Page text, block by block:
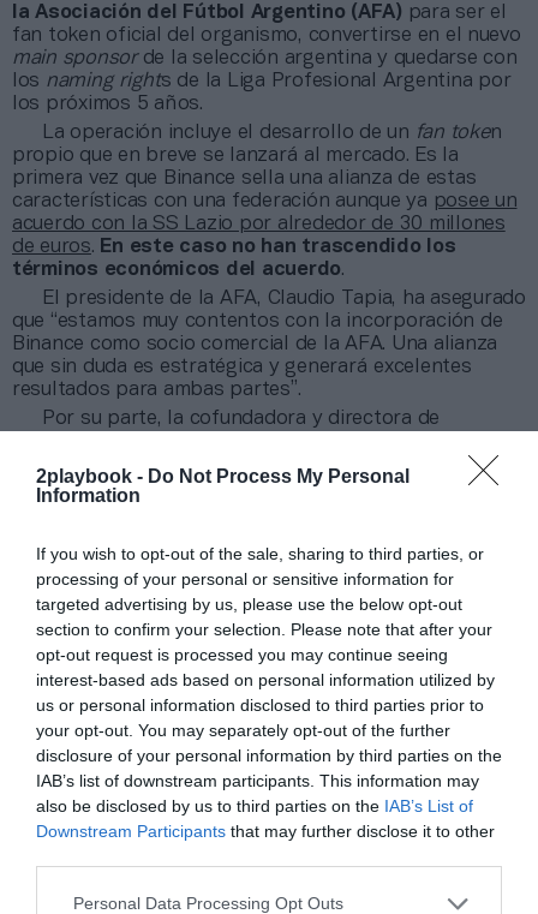
2playbook - Do Not Process My Personal
Information
If you wish to opt-out of the sale, sharing to third parties, or
processing of your personal or sensitive information for
targeted advertising by us, please use the below opt-out
section to confirm your selection. Please note that after your
opt-out request is processed you may continue seeing
interest-based ads based on personal information utilized by
us or personal information disclosed to third parties prior to
your opt-out. You may separately opt-out of the further
disclosure of your personal information by third parties on the
IAB’s list of downstream participants. This information may
also be disclosed by us to third parties on the IAB’s List of
Downstream Participants that may further disclose it to other
Personal Data Processing Opt Outs
la Asociación del Fútbol Argentino (AFA) para ser el
fan token oficial del organismo, convertirse en el nuevo
main sponsorde la selección argentina y quedarse con
los naming rights de la Liga Profesional Argentina por
los próximos 5 años.
La operación incluye el desarrollo de un fan token
propio que en breve se lanzará al mercado. Es la
primera vez que Binance sella una alianza de estas
características con una federación aunque ya posee un
acuerdo con la SS Lazio por alrededor de 30 millones
de euros. En este caso no han trascendido los
términos económicos del acuerdo.
El presidente de la AFA, Claudio Tapia, ha asegurado
que “estamos muy contentos con la incorporación de
Binance como socio comercial de la AFA. Una alianza
que sin duda es estratégica y generará excelentes
resultados para ambas partes”.
Por su parte, la cofundadora y directora de
argentino en todos los niveles y dar a conocer Binance,
Entre los patrocinadores de la AFA destacan
Adidas, Coca-Cola, Sancor Seguros, YPF, Toro y la
cervecera Schneider. Como espónsor regional figura
Yabo y como socio degaming Konami.
Añadir2Playbookcomo fuente preferida de Google
de forma gratuita
Mantente informado con las últimas noticias de actualidad.
ACTIVAR AHORA